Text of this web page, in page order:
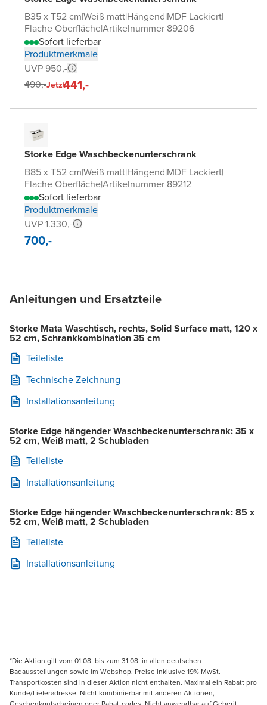
B35 x T52 cm|Weiß matt|Hängend|MDF Lackiert|
Flache Oberfläche|Artikelnummer 89206
Sofort lieferbar
Produktmerkmale
UVP 950,-
490,-Jetzt441,-
Storke Edge Waschbeckenunterschrank
B85 x T52 cm|Weiß matt|Hängend|MDF Lackiert|
Flache Oberfläche|Artikelnummer 89212
Sofort lieferbar
Produktmerkmale
UVP 1.330,-
700,-
Anleitungen und Ersatzteile
Storke Mata Waschtisch, rechts, Solid Surface matt, 120 x
52 cm, Schrankkombination 35 cm
Teileliste
Technische Zeichnung
Installationsanleitung
Storke Edge hängender Waschbeckenunterschrank: 35 x
52 cm, Weiß matt, 2 Schubladen
Teileliste
Installationsanleitung
Storke Edge hängender Waschbeckenunterschrank: 85 x
52 cm, Weiß matt, 2 Schubladen
Teileliste
Installationsanleitung
*Die Aktion gilt vom 01.08. bis zum 31.08. in allen deutschen
Badausstellungen sowie im Webshop. Preise inklusive 19% MwSt.
Transportkosten sind in dieser Aktion nicht enthalten. Maximal ein Rabatt pro
Kunde/Lieferadresse. Nicht kombinierbar mit anderen Aktionen,